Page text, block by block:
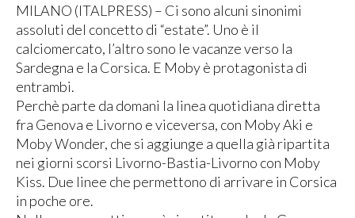
MILANO (ITALPRESS) – Ci sono alcuni sinonimi
assoluti del concetto di “estate”. Uno è il
calciomercato, l’altro sono le vacanze verso la
Sardegna e la Corsica. E Moby è protagonista di
entrambi.
Perchè parte da domani la linea quotidiana diretta
fra Genova e Livorno e viceversa, con Moby Aki e
Moby Wonder, che si aggiunge a quella già ripartita
nei giorni scorsi Livorno-Bastia-Livorno con Moby
Kiss. Due linee che permettono di arrivare in Corsica
in poche ore.